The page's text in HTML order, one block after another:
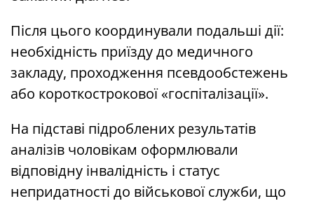
Після цього координували подальші дії:
необхідність приїзду до медичного
закладу, проходження псевдообстежень
або короткострокової «госпіталізації».
На підставі підроблених результатів
аналізів чоловікам оформлювали
відповідну інвалідність і статус
непридатності до військової служби, що